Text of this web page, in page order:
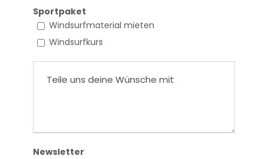
Sportpaket
Windsurfmaterial mieten
Windsurfkurs
Newsletter